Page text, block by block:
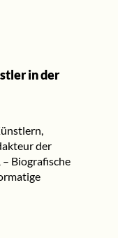
in der
der
Biografische